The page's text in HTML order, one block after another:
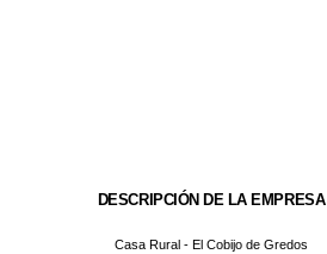
DESCRIPCIÓN DE LA EMPRESA
Casa Rural - El Cobijo de Gredos